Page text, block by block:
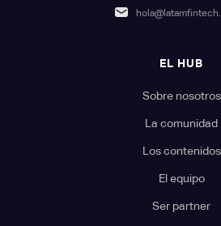
EL HUB
Sobre nosotros
La comunidad
Los contenidos
El equipo
Ser partner